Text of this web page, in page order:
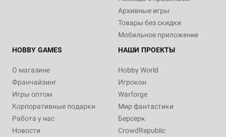
Архивные игры
Товары без скидки
Мобильное приложение
HOBBY GAMES
О магазине
Франчайзинг
Игры оптом
Корпоративные подарки
Работа у нас
Новости
НАШИ ПРОЕКТЫ
Hobby World
Игрокон
Warforge
Мир фантастики
Берсерк
CrowdRepublic